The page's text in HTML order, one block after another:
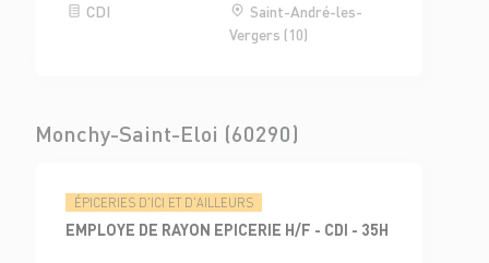
CDI
Saint-André-les-
Vergers (10)
Monchy-Saint-Eloi (60290)
ÉPICERIES D'ICI ET D'AILLEURS
EMPLOYE DE RAYON EPICERIE H/F - CDI - 35H